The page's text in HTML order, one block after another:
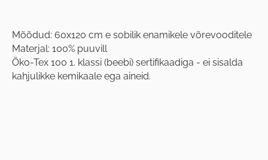
Mõõdud: 60x120 cm e sobilik enamikele võrevooditele
Materjal: 100% puuvill
Öko-Tex 100 1. klassi (beebi) sertifikaadiga - ei sisalda
kahjulikke kemikaale ega aineid.